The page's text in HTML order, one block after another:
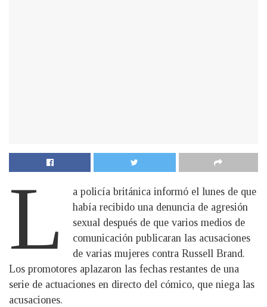
L
a policía británica informó el lunes de que
había recibido una denuncia de agresión
sexual después de que varios medios de
comunicación publicaran las acusaciones
de varias mujeres contra Russell Brand.
Los promotores aplazaron las fechas restantes de una
serie de actuaciones en directo del cómico, que niega las
acusaciones.